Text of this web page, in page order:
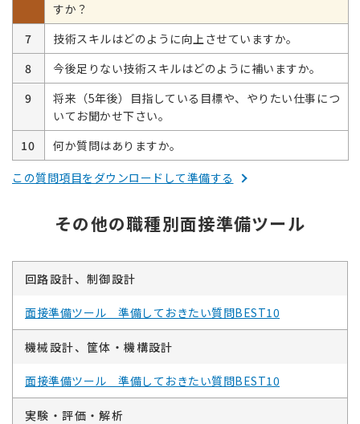
すか？
7
技術スキルはどのように向上させていますか。
8
今後足りない技術スキルはどのように補いますか。
9
将来（5年後）目指している目標や、やりたい仕事につ
いてお聞かせ下さい。
10
何か質問はありますか。
この質問項目をダウンロードして準備する
その他の職種別面接準備ツール
回路設計、制御設計
面接準備ツール 準備しておきたい質問BEST10
機械設計、筐体・機構設計
面接準備ツール 準備しておきたい質問BEST10
実験・評価・解析